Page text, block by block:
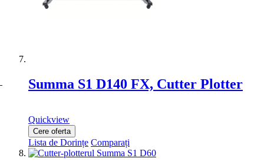
Summa S1 D140 FX, Cutter Plotter
Quickview
Cere oferta
Lista de Dorințe Comparați